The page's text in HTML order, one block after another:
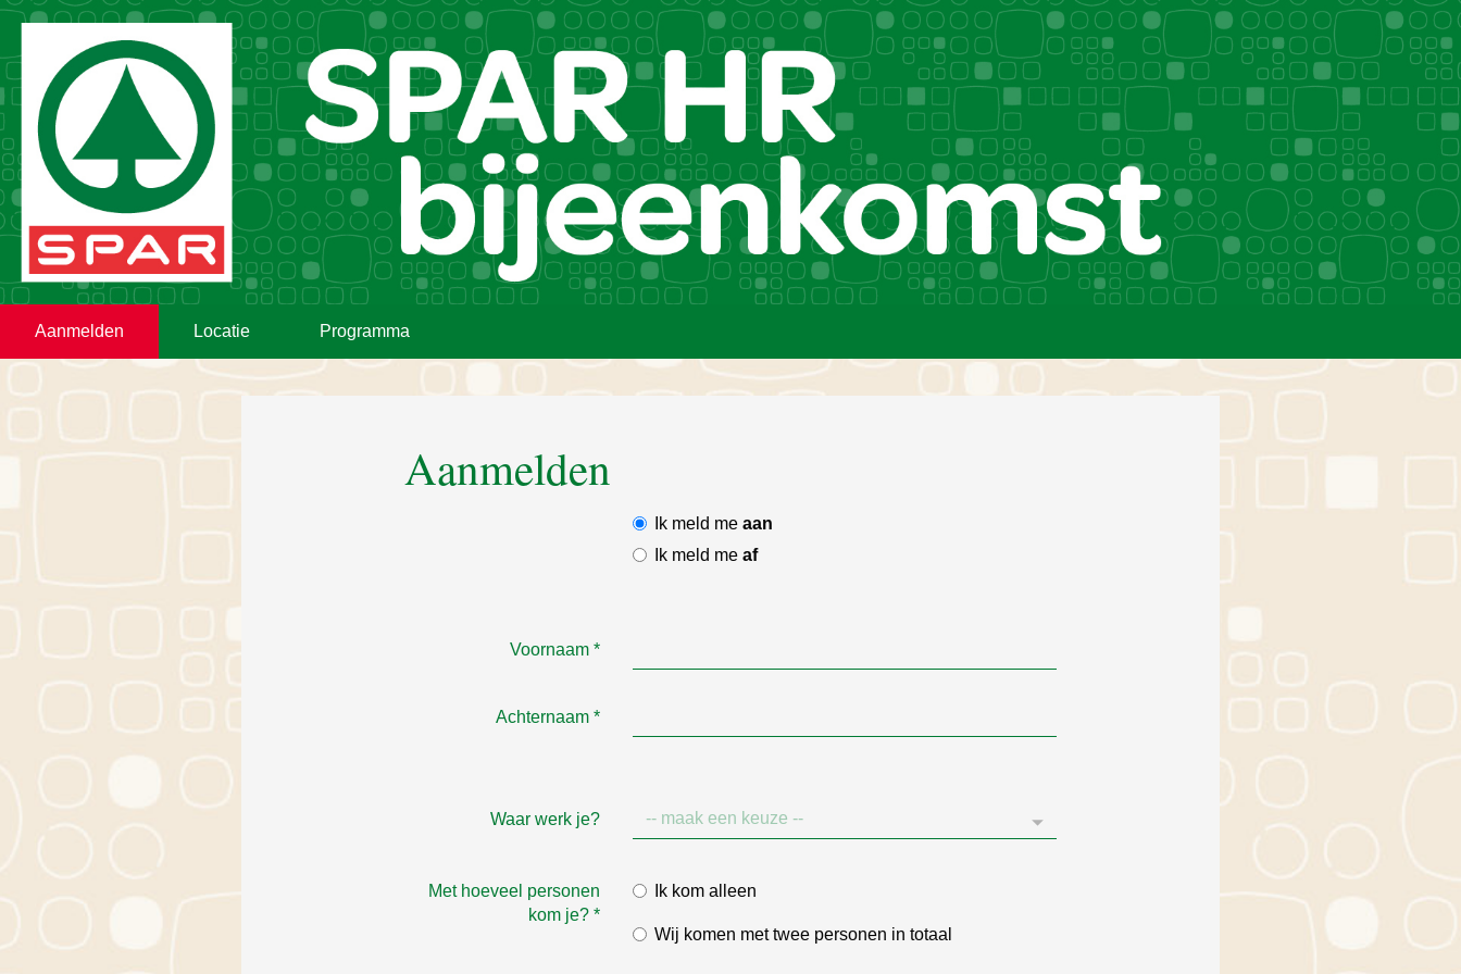
Aanmelden Locatie Programma
Aanmelden
Ik meld me aan
Ik meld me af
Voornaam *
Achternaam *
Waar werk je?
Met hoeveel personen
kom je? *
Ik kom alleen
Wij komen met twee personen in totaal